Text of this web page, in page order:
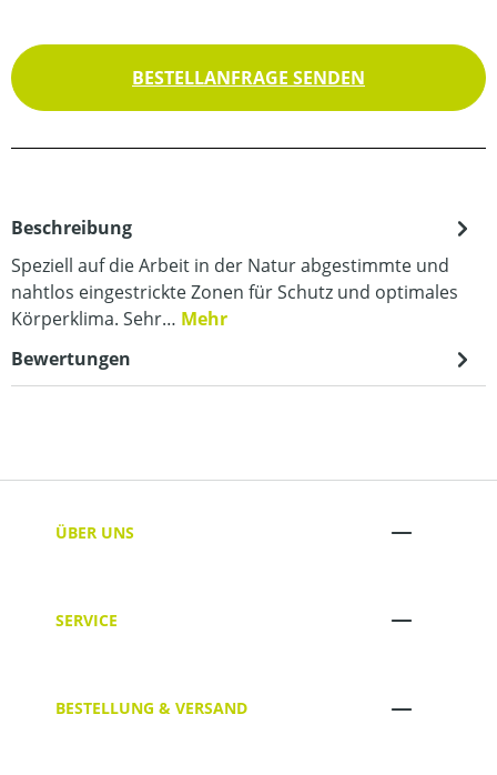
BESTELLANFRAGE SENDEN
Beschreibung
Speziell auf die Arbeit in der Natur abgestimmte und
nahtlos eingestrickte Zonen für Schutz und optimales
Körperklima. Sehr… Mehr
Bewertungen
ÜBER UNS
SERVICE
BESTELLUNG & VERSAND